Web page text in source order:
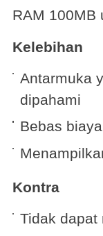
RAM 100MB
Kelebihan
Antarmuka
dipahami
Bebas biaya
Kontra
Tidak dapat